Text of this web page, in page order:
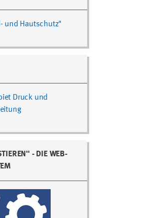
und Hautschutz"
Druck und
- DIE WEB-